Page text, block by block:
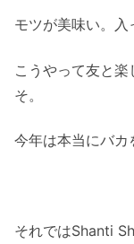
モツが美味い。入
こうやって友と
そ。
今年は本当にバカ
それではShanti